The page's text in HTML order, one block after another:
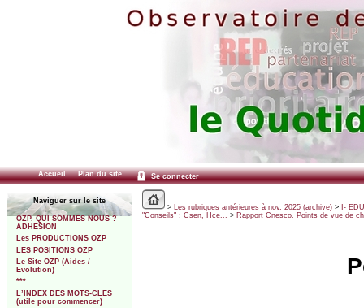
Accueil Plan du site Se connecter
Naviguer sur le site
OZP. QUI SOMMES NOUS ?
ADHESION
Les PRODUCTIONS OZP
LES POSITIONS OZP
Le Site OZP (Aides /
Evolution)
***
L’INDEX DES MOTS-CLES
(utile pour commencer)
> Les rubriques antérieures à nov. 2025 (archive)> I-
"Conseils" : Csen, Hce...
> Rapport Cnesco. Points de vue de